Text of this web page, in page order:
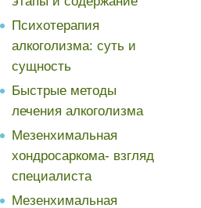
Психотерапия
алкоголизма: суть и
сущность
Быстрые методы
лечения алкоголизма
Мезенхимальная
хондросаркома- взгляд
специалиста
Мезенхимальная